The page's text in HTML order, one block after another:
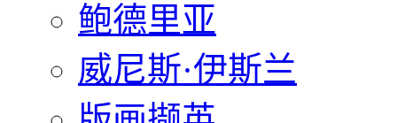
鲍德里亚
威尼斯·伊斯兰